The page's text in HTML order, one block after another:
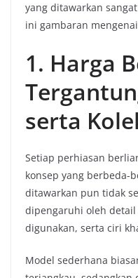
yang ditawarkan
ini gambaran
1. Harga
serta
Setiap perhiasan
konsep yang berbeda-
ditawarkan pun tidak
dipengaruhi oleh
digunakan, serta ciri
Model sederhana